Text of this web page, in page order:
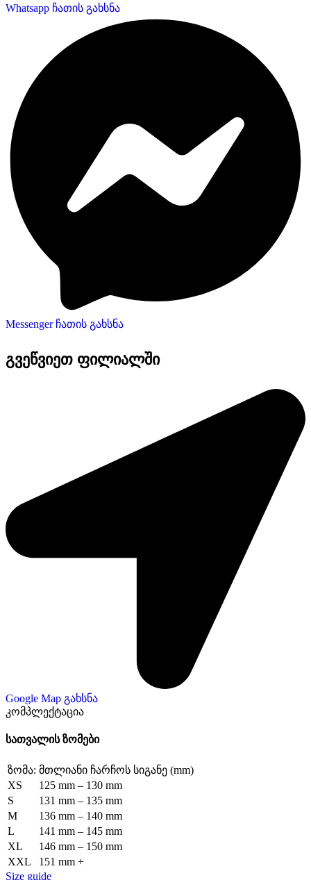
Whatsapp ჩათის გახსნა
Messenger ჩათის გახსნა
გვეწვიეთ ფილიალში​
Google Map გახსნა
კომპლექტაცია
სათვალის ზომები
ზომა: მთლიანი ჩარჩოს სიგანე (mm)
XS
125 mm – 130 mm
S
131 mm – 135 mm
M
136 mm – 140 mm
L
141 mm – 145 mm
XL
146 mm – 150 mm
XXL
151 mm +
Size guide